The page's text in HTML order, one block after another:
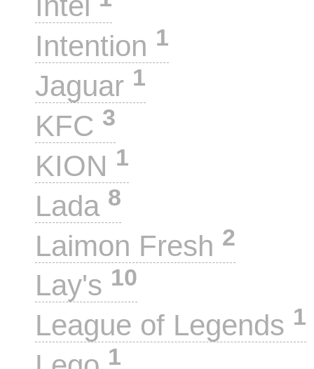
Intention 1
Jaguar 1
KFC 3
KION 1
Lada 8
Laimon Fresh 2
Lay's 10
League of Legends 1
1